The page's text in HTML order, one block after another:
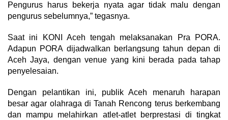
Pengurus harus bekerja nyata agar tidak malu dengan
pengurus sebelumnya,” tegasnya.
Saat ini KONI Aceh tengah melaksanakan Pra PORA.
Adapun PORA dijadwalkan berlangsung tahun depan di
Aceh Jaya, dengan venue yang kini berada pada tahap
penyelesaian.
Dengan pelantikan ini, publik Aceh menaruh harapan
besar agar olahraga di Tanah Rencong terus berkembang
dan mampu melahirkan atlet-atlet berprestasi di tingkat